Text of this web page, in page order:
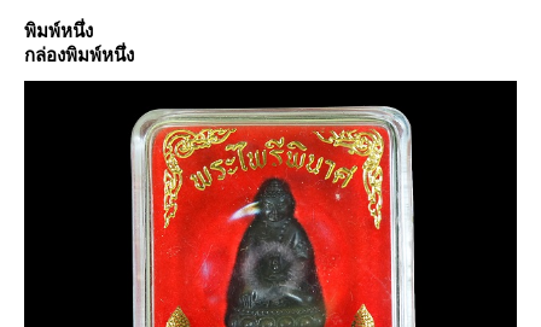
พิมพ์หนึ่ง
กล่องพิมพ์หนึ่ง